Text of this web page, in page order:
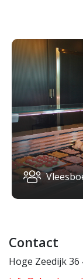
Contact
Hoge Zeedijk